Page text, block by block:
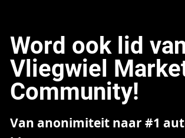
Word ook lid
Vliegwiel
Community!
Van anonimiteit naar #1